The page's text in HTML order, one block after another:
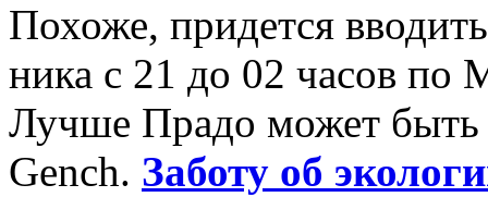
Похоже, придется
ника с 21 до 02 часов по
Лучше Прадо может
Gench. Заботу об